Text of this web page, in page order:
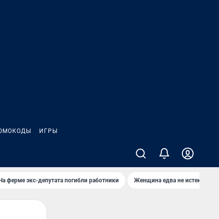
ИГРЫ
ферме экс-депутата погибли работники Женщина едва не истекла